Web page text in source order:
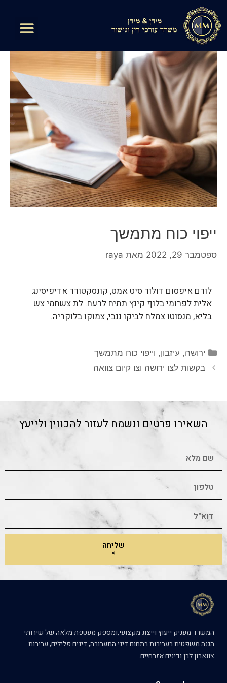
ייפוי כוח מתמשך
ספטמבר 29, 2022 מאת raya
לורם איפסום דולור סיט אמט, קונסקטורר אדיפיסינג
אלית לפרומי בלוף קינץ תתיח לרעח. לת צשחמי צש
בליא, מנסוטו צמלח לביקו ננבי, צמוקו בלוקריה.
ירושה, עיזבון, וייפוי כוח מתמשך
בקשות לצו ירושה וצו קיום צוואה
השאירו פרטים ונשמח לעזור להכווין ולייעץ
שליחה
>
המשרד מעניק ייעוץ וייצוג מקצועי,ומספק מעטפת מלאה של שירותי
הגנה משפטית בעבירות בתחום דיני התעבורה, דינים פלילים, עבירות
צווארון לבן ודינים אזרחיים.